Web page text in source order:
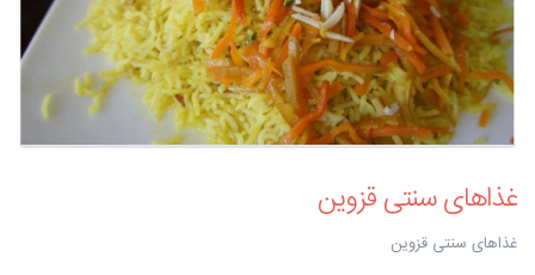
غذاهای سنتی قزوین
غذاهای سنتی قزوین